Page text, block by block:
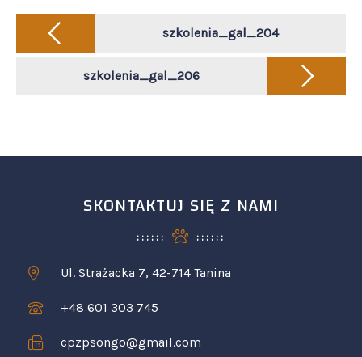
Post
navigation szkolenia_gal_204
szkolenia_gal_206
SKONTAKTUJ SIĘ Z NAMI
Ul. Strażacka 7, 42-714 Tanina
+48 601 303 745
cpzpsongo@gmail.com